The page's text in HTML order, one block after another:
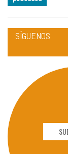
SÍGUENOS